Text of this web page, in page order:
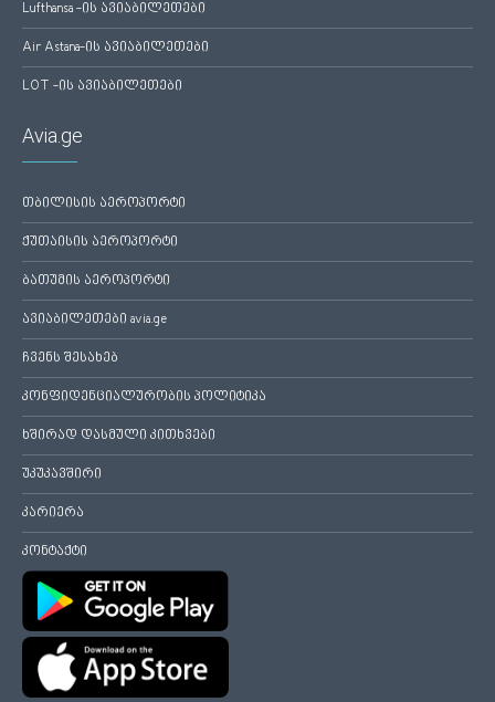
Lufthansa -ის ავიაბილეთები
Air Astana-ის ავიაბილეთები
LOT -ის ავიაბილეთები
Avia.ge
თბილისის აეროპორტი
ქუთაისის აეროპორტი
ბათუმის აეროპორტი
ავიაბილეთები avia.ge
ჩვენს შესახებ
კონფიდენციალურობის პოლიტიკა
ხშირად დასმული კითხვები
უკუკავშირი
კარიერა
კონტაქტი